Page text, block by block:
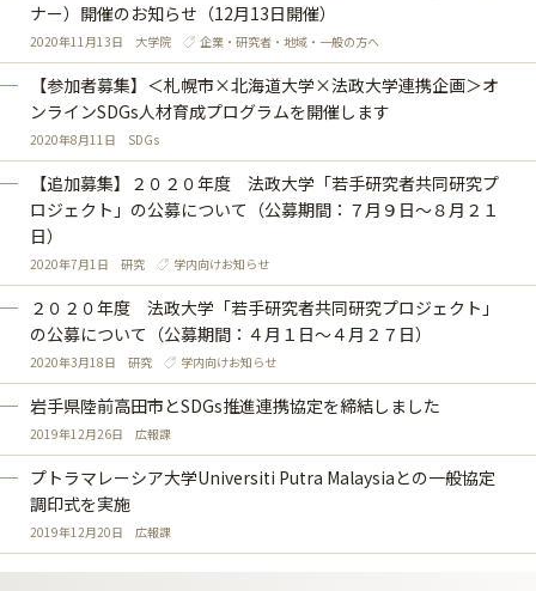
ナー）開催のお知らせ（12月13日開催）
2020年11月13日 大学院 企業・研究者・地域・一般の方へ
【参加者募集】＜札幌市×北海道大学×法政大学連携企画＞オ
ンラインSDGs人材育成プログラムを開催します
2020年8月11日 SDGs
【追加募集】２０２０年度 法政大学「若手研究者共同研究プ
ロジェクト」の公募について（公募期間：７月９日～８月２１
日）
2020年7月1日 研究 学内向けお知らせ
２０２０年度 法政大学「若手研究者共同研究プロジェクト」
の公募について（公募期間：４月１日～４月２７日）
2020年3月18日 研究 学内向けお知らせ
岩手県陸前高田市とSDGs推進連携協定を締結しました
2019年12月26日 広報課
プトラマレーシア大学Universiti Putra Malaysiaとの一般協定
調印式を実施
2019年12月20日 広報課